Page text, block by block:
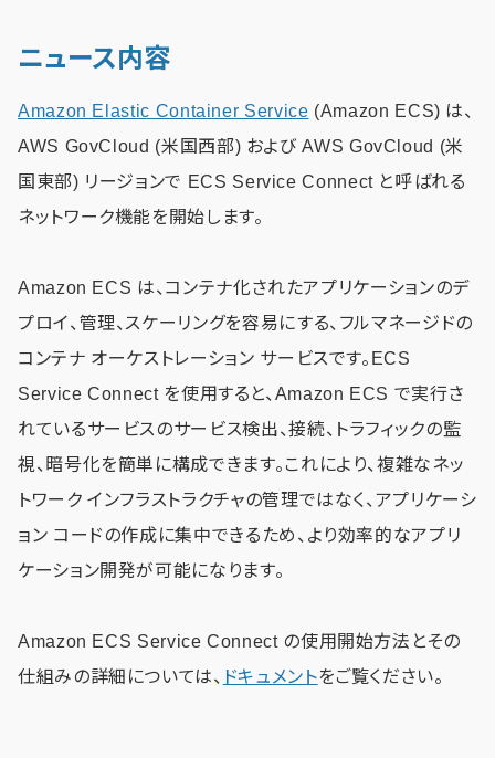
ニュース内容
Amazon Elastic Container Service (Amazon ECS) は、
AWS GovCloud (米国西部) および AWS GovCloud (米
国東部) リージョンで ECS Service Connect と呼ばれる
ネットワーク機能を開始します。
Amazon ECS は、コンテナ化されたアプリケーションのデ
プロイ、管理、スケーリングを容易にする、フルマネージドの
コンテナ オーケストレーション サービスです。ECS
Service Connect を使用すると、Amazon ECS で実行さ
れているサービスのサービス検出、接続、トラフィックの監
視、暗号化を簡単に構成できます。これにより、複雑なネッ
トワーク インフラストラクチャの管理ではなく、アプリケーシ
ョン コードの作成に集中できるため、より効率的なアプリ
ケーション開発が可能になります。
Amazon ECS Service Connect の使用開始方法とその
仕組みの詳細については、 ドキュメントをご覧ください。